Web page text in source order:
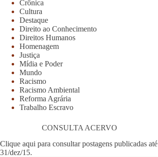
Crônica
Cultura
Destaque
Direito ao Conhecimento
Direitos Humanos
Homenagem
Justiça
Mídia e Poder
Mundo
Racismo
Racismo Ambiental
Reforma Agrária
Trabalho Escravo
CONSULTA ACERVO
Clique aqui para consultar postagens publicadas até
31/dez/15.